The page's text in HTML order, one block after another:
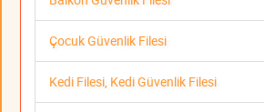
Çocuk Güvenlik Filesi
Kedi Filesi, Kedi Güvenlik Filesi